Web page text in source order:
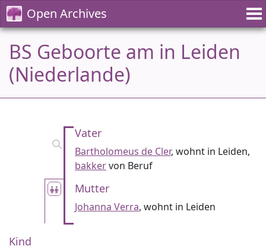
Open Archives
BS Geboorte am in Leiden
(Niederlande)
Vater
Bartholomeus de Cler, wohnt in Leiden,
bakkervon Beruf
Mutter
Johanna Verra, wohnt in Leiden
Kind